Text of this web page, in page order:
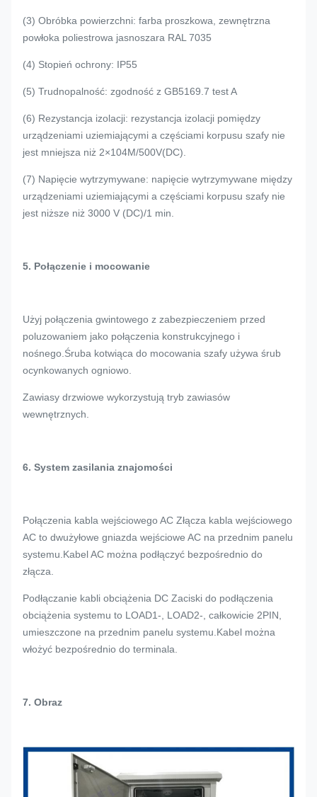
(3) Obróbka powierzchni: farba proszkowa, zewnętrzna
powłoka poliestrowa jasnoszara RAL 7035
(4) Stopień ochrony: IP55
(5) Trudnopalność: zgodność z GB5169.7 test A
(6) Rezystancja izolacji: rezystancja izolacji pomiędzy
urządzeniami uziemiającymi a częściami korpusu szafy nie
jest mniejsza niż 2×104M/500V(DC).
(7) Napięcie wytrzymywane: napięcie wytrzymywane między
urządzeniami uziemiającymi a częściami korpusu szafy nie
jest niższe niż 3000 V (DC)/1 min.
5. Połączenie i mocowanie
Użyj połączenia gwintowego z zabezpieczeniem przed
poluzowaniem jako połączenia konstrukcyjnego i
nośnego.Śruba kotwiąca do mocowania szafy używa śrub
ocynkowanych ogniowo.
Zawiasy drzwiowe wykorzystują tryb zawiasów
wewnętrznych.
6. System zasilania znajomości
Połączenia kabla wejściowego AC Złącza kabla wejściowego
AC to dwużyłowe gniazda wejściowe AC na przednim panelu
systemu.Kabel AC można podłączyć bezpośrednio do
złącza.
Podłączanie kabli obciążenia DC Zaciski do podłączenia
obciążenia systemu to LOAD1-, LOAD2-, całkowicie 2PIN,
umieszczone na przednim panelu systemu.Kabel można
włożyć bezpośrednio do terminala.
7. Obraz